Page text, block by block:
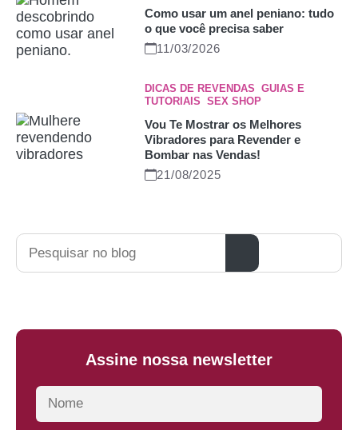
Como usar um anel peniano: tudo
o que você precisa saber
11/03/2026
DICAS DE REVENDAS GUIAS E
TUTORIAIS SEX SHOP
Vou Te Mostrar os Melhores
Vibradores para Revender e
Bombar nas Vendas!
21/08/2025
Pesquisar
Assine nossa newsletter